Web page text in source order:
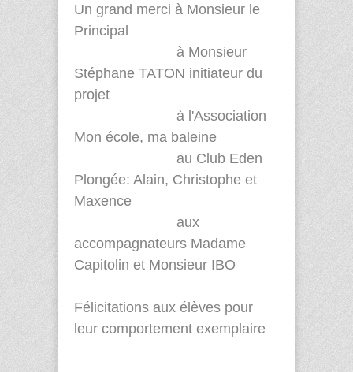
Un grand merci à Monsieur le
Principal
à Monsieur
Stéphane TATON initiateur du
projet
à l'Association
Mon école, ma baleine
au Club Eden
Plongée: Alain, Christophe et
Maxence
aux
accompagnateurs Madame
Capitolin et Monsieur IBO
Félicitations aux élèves pour
leur comportement exemplaire